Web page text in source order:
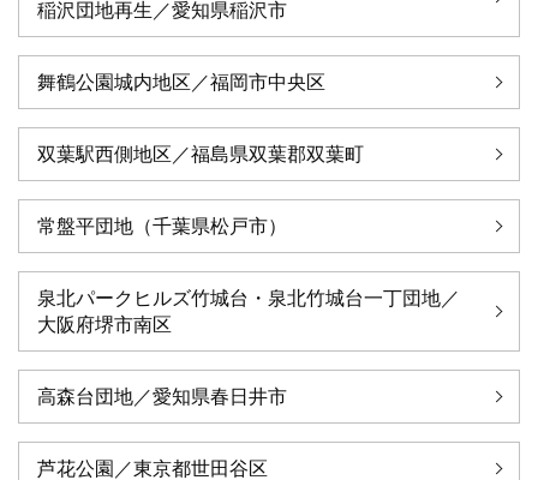
稲沢団地再生／愛知県稲沢市
舞鶴公園城内地区／福岡市中央区
双葉駅西側地区／福島県双葉郡双葉町
常盤平団地（千葉県松戸市）
泉北パークヒルズ竹城台・泉北竹城台一丁団地／
大阪府堺市南区
高森台団地／愛知県春日井市
芦花公園／東京都世田谷区